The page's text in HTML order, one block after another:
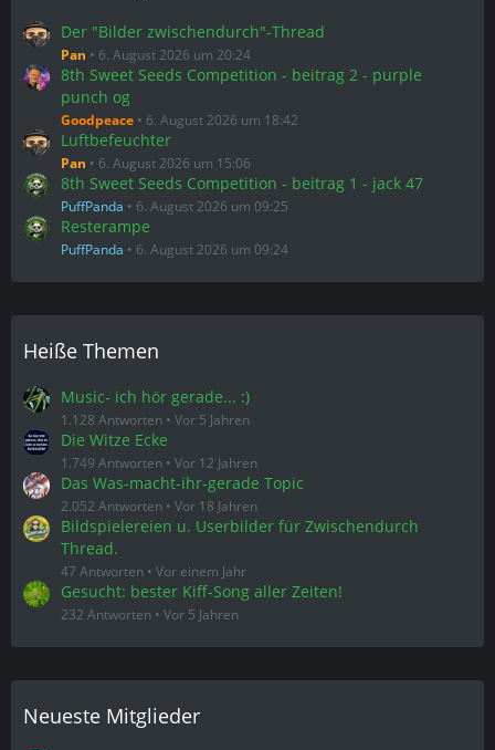
Der "Bilder zwischendurch"-Thread
Pan 6. August 2026 um 20:24
8th Sweet Seeds Competition - beitrag 2 - purple
punch og
Goodpeace 6. August 2026 um 18:42
Luftbefeuchter
Pan 6. August 2026 um 15:06
8th Sweet Seeds Competition - beitrag 1 - jack 47
PuffPanda 6. August 2026 um 09:25
Resterampe
PuffPanda 6. August 2026 um 09:24
Heiße Themen
Music- ich hör gerade... :)
1.128 Antworten Vor 5 Jahren
Die Witze Ecke
1.749 Antworten Vor 12 Jahren
Das Was-macht-ihr-gerade Topic
2.052 Antworten Vor 18 Jahren
Bildspielereien u. Userbilder für Zwischendurch
Thread.
47 Antworten Vor einem Jahr
Gesucht: bester Kiff-Song aller Zeiten!
232 Antworten Vor 5 Jahren
Neueste Mitglieder